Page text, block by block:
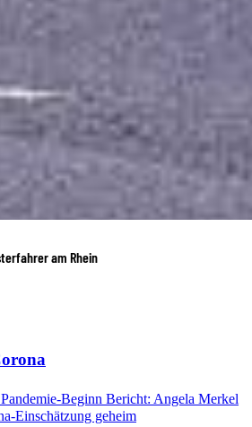
am Rhein
Beginn Bericht: Angela Merkel
Einschätzung geheim